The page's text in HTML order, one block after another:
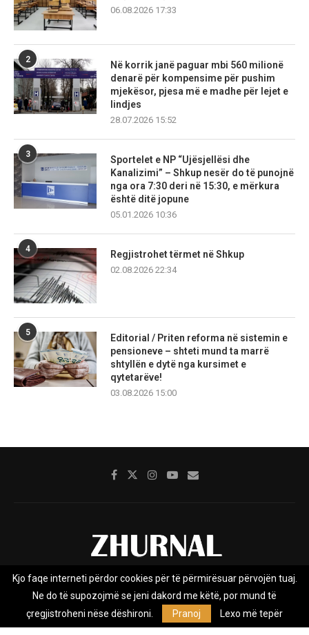
06.08.2026 17:33
2
Në korrik janë paguar mbi 560 milionë
denarë për kompensime për pushim
mjekësor, pjesa më e madhe për lejet e
lindjes
28.07.2026 15:52
3
Sportelet e NP “Ujësjellësi dhe
Kanalizimi” – Shkup nesër do të punojnë
nga ora 7:30 deri në 15:30, e mërkura
është ditë jopune
05.01.2026 10:36
4
Regjistrohet tërmet në Shkup
02.08.2026 22:34
5
Editorial / Priten reforma në sistemin e
pensioneve – shteti mund ta marrë
shtyllën e dytë nga kursimet e
qytetarëve!
03.08.2026 15:00
Rreth nesh Impresumi Marketing
Kontakt
Privacy Policy
Zhurnal.mk është Agjenci e Lajmeve e pavarur, e themeluar në vitin
Kjo faqe interneti përdor cookies për të përmirësuar përvojën tuaj.
Ne do të supozojmë se jeni dakord me këtë, por mund të
çregjistroheni nëse dëshironi.
Pranoj Lexo më tepër